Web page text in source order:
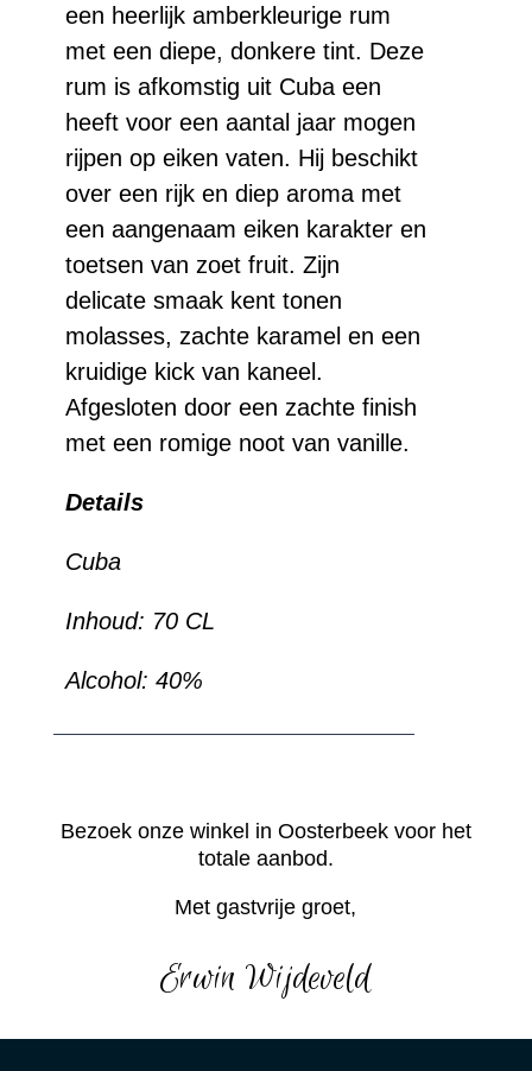
een heerlijk amberkleurige rum
met een diepe, donkere tint. Deze
rum is afkomstig uit Cuba een
heeft voor een aantal jaar mogen
rijpen op eiken vaten. Hij beschikt
over een rijk en diep aroma met
een aangenaam eiken karakter en
toetsen van zoet fruit. Zijn
delicate smaak kent tonen
molasses, zachte karamel en een
kruidige kick van kaneel.
Afgesloten door een zachte finish
met een romige noot van vanille.
Details
Cuba
Inhoud: 70 CL
Alcohol: 40%
Bezoek onze winkel in Oosterbeek voor het
totale aanbod.
Met gastvrije groet,
Erwin Wijdeveld